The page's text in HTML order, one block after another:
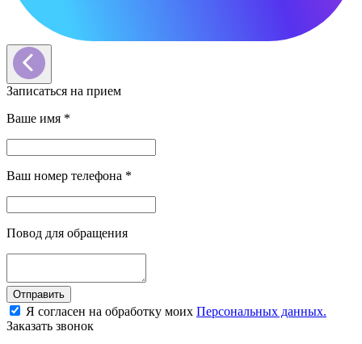
Записаться на прием
Ваше имя *
Ваш номер телефона *
Повод для обращения
Отправить
Я согласен на обработку моих Персональных данных.
Заказать звонок